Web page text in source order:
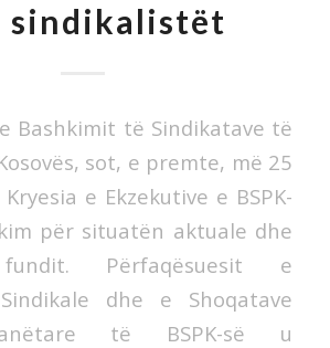
sindikalistët
Bashkimit të Sindikatave të
sot, e premte, më 25
e Ekzekutive e BSPK-
për situatën aktuale dhe
Përfaqësuesit e
dhe e Shoqatave
të BSPK-së u